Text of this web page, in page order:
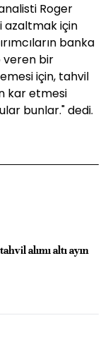
Roger
azaltmak için
banka
veren bir
için, tahvil
kar etmesi
bunlar." dedi.
alımı altı ayın